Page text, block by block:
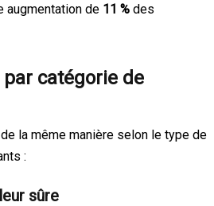
augmentation de 11 % des
catégorie de
la même manière selon le type de
:
sûre